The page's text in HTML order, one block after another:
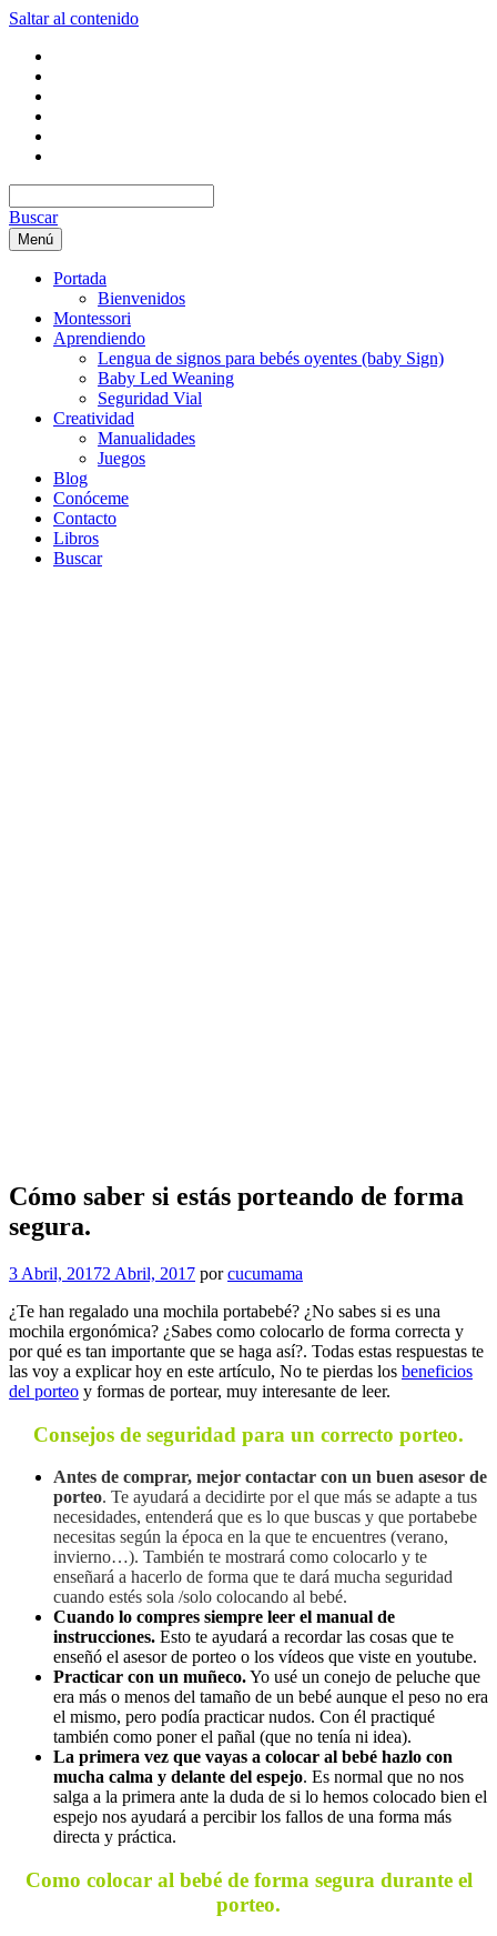
Saltar al contenido
Buscar
Menú
Portada
Bienvenidos
Montessori
Aprendiendo
Lengua de signos para bebés oyentes (baby Sign)
Baby Led Weaning
Seguridad Vial
Creatividad
Manualidades
Juegos
Blog
Conóceme
Contacto
Libros
Buscar
Cómo saber si estás porteando de forma
segura.
3 Abril, 20172 Abril, 2017 porcucumama
¿Te han regalado una mochila portabebé? ¿No sabes si es una
mochila ergonómica? ¿Sabes como colocarlo de forma correcta y
por qué es tan importante que se haga así?. Todas estas respuestas te
las voy a explicar hoy en este artículo, No te pierdas los beneficios
del porteo y formas de portear, muy interesante de leer.
Consejos de seguridad para un correcto porteo.
Antes de comprar, mejor contactar con un buen asesor de
porteo. Te ayudará a decidirte por el que más se adapte a tus
necesidades, entenderá que es lo que buscas y que portabebe
necesitas según la época en la que te encuentres (verano,
invierno…). También te mostrará como colocarlo y te
enseñará a hacerlo de forma que te dará mucha seguridad
cuando estés sola /solo colocando al bebé.
Cuando lo compres siempre leer el manual de
instrucciones. Esto te ayudará a recordar las cosas que te
enseñó el asesor de porteo o los vídeos que viste en youtube.
Practicar con un muñeco.Yo usé un conejo de peluche que
era más o menos del tamaño de un bebé aunque el peso no era
el mismo, pero podía practicar nudos. Con él practiqué
también como poner el pañal (que no tenía ni idea).
La primera vez que vayas a colocar al bebé hazlo con
mucha calma y delante del espejo. Es normal que no nos
salga a la primera ante la duda de si lo hemos colocado bien el
espejo nos ayudará a percibir los fallos de una forma más
directa y práctica.
Como colocar al bebé de forma segura durante el
porteo.